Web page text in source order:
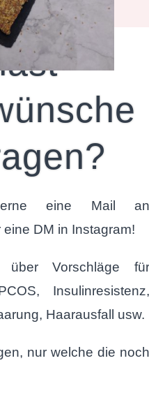
eine Mail an
eine DM in Instagram!
Vorschläge für
Insulinresistenz,
Haarausfall usw.
nur welche die noch